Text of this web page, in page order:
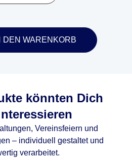
DEN WARENKORB
könnten Dich
Vereinsfeiern und
– individuell gestaltet und
verarbeitet.